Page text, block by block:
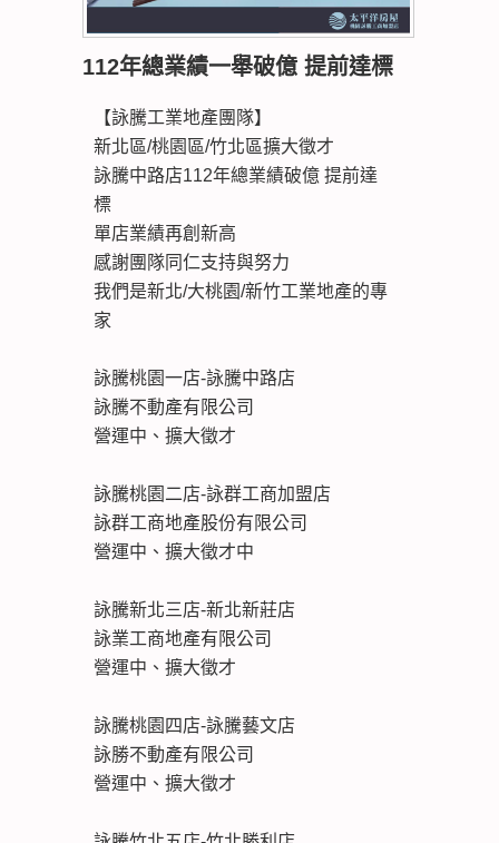
112年總業績一舉破億 提前達標
【詠騰工業地產團隊】
新北區/桃園區/竹北區擴大徵才
詠騰中路店112年總業績破億 提前達
標
單店業績再創新高
感謝團隊同仁支持與努力
我們是新北/大桃園/新竹工業地產的專
家
詠騰桃園一店-詠騰中路店
詠騰不動產有限公司
營運中、擴大徵才
詠騰桃園二店-詠群工商加盟店
詠群工商地產股份有限公司
營運中、擴大徵才中
詠騰新北三店-新北新莊店
詠業工商地產有限公司
營運中、擴大徵才
詠騰桃園四店-詠騰藝文店
詠勝不動產有限公司
營運中、擴大徵才